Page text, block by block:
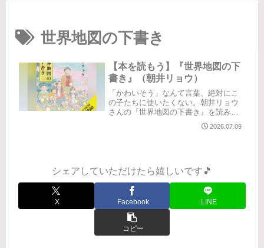
世界地図の下書き
【本を読もう】『世界地図の下
書き』（朝井リョウ）
「かわいそう」なんて言葉、絶対にこ
の子たちに使いたくない。朝井リョウ
さんの『世界地図の下書き』を読みま
した。Audibleにて聴了舞台は児童養護
施設。「施設の子どものお話」と聞く
2026.07.09
シェアしていただけたら嬉しいです🎵
X Facebook LINE
コピー